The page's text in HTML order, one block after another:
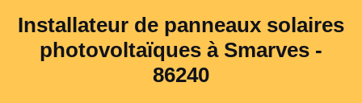
Installateur de panneaux solaires
photovoltaïques à Smarves -
86240